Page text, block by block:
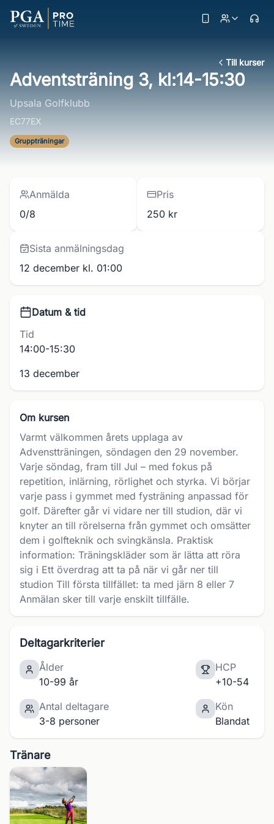
Till kurser
Adventsträning 3, kl:14-15:30
Upsala Golfklubb
EC77EX
Gruppträningar
Anmälda
0/8
Pris
250 kr
Sista anmälningsdag
12 december kl. 01:00
Datum & tid
Tid
14:00-15:30
13 december
Om kursen
Varmt välkommen årets upplaga av
Advenstträningen, söndagen den 29 november.
Varje söndag, fram till Jul – med fokus på
repetition, inlärning, rörlighet och styrka. Vi börjar
varje pass i gymmet med fysträning anpassad för
golf. Därefter går vi vidare ner till studion, där vi
knyter an till rörelserna från gymmet och omsätter
dem i golfteknik och svingkänsla. Praktisk
information: Träningskläder som är lätta att röra
sig i Ett överdrag att ta på när vi går ner till
studion Till första tillfället: ta med järn 8 eller 7
Anmälan sker till varje enskilt tillfälle.
Deltagarkriterier
Ålder
10-99 år
HCP
+10-54
Antal deltagare
3-8 personer
Kön
Blandat
Tränare